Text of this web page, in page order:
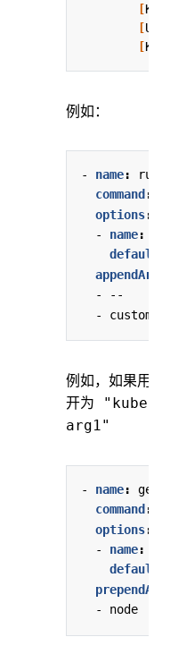
[
[
[
例如：
- name:
runx
command :
options:
- name:
default
appendArgs
- --
- custom-
例如，如果用
开为
arg1"
- name:
getn
command :
options:
- name:
default
- node